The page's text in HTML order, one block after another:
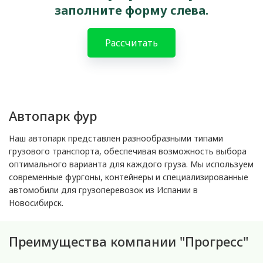
заполните форму слева.
Рассчитать
Автопарк фур
Наш автопарк представлен разнообразными типами
грузового транспорта, обеспечивая возможность выбора
оптимального варианта для каждого груза. Мы используем
современные фургоны, контейнеры и специализированные
автомобили для грузоперевозок из Испании в
Новосибирск.
Преимущества компании "Прогресс"